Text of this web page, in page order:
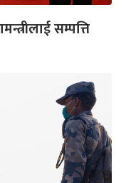
सम्पत्ति